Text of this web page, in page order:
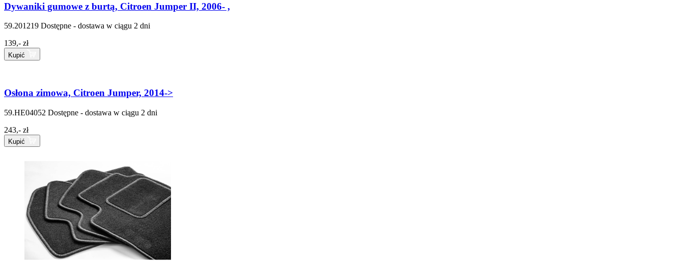
Dywaniki gumowe z burtą, Citroen Jumper II, 2006- ,
59.201219 Dostępne - dostawa w ciągu 2 dni
139,- zł
Kupić
Osłona zimowa, Citroen Jumper, 2014->
59.HE04052 Dostępne - dostawa w ciągu 2 dni
243,- zł
Kupić